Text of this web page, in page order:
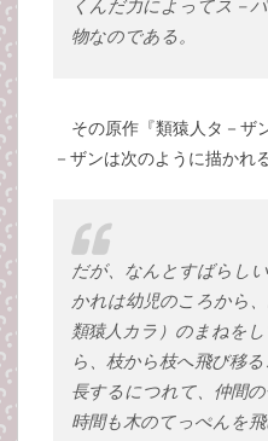
くんだ力によってス－
物なのである。
その原作『類猿人タ－ザ
－ザンは次のように描かれる
だが、なんとすばらし
かれは幼児のころから
類猿人カラ）のまねを
ら、枝から枝へ飛び移
長するにつれて、仲間
時間も木のてっぺんを